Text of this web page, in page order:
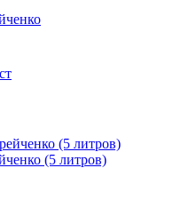
(5 литров)